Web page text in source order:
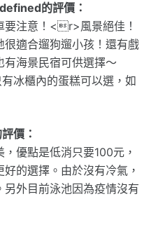
的評價：
要注意！<r>風景絕佳！
適合遛狗遛小孩！還有戲
海景民宿可供選擇～
冰櫃內的蛋糕可以選，如
價：
優點是低消只要100元，
的選擇。由於沒有冷氣，
外目前泳池因為疫情沒有